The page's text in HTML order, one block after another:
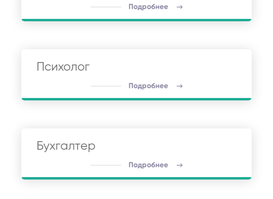
Подробнее
Психолог
Подробнее
Бухгалтер
Подробнее